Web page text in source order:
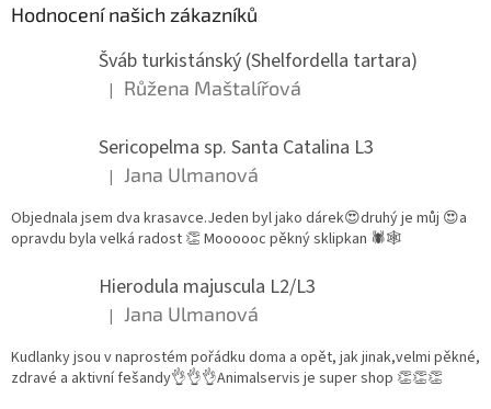
Hodnocení našich zákazníků
Šváb turkistánský (Shelfordella tartara)
Hodnocení produktu je 5 z 5 hvězdiček.
| Růžena Maštalířová
Sericopelma sp. Santa Catalina L3
Hodnocení produktu je 5 z 5 hvězdiček.
| Jana Ulmanová
Objednala jsem dva krasavce.Jeden byl jako dárek😍druhý je můj 😍a
opravdu byla velká radost 👏 Moooooc pěkný sklipkan 🕷🕸
Hierodula majuscula L2/L3
Hodnocení produktu je 5 z 5 hvězdiček.
| Jana Ulmanová
Kudlanky jsou v naprostém pořádku doma a opět, jak jinak,velmi pěkné,
zdravé a aktivní fešandy👌👌👌Animalservis je super shop 👏👏👏